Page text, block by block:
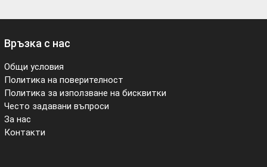
Връзка с нас
Общи условия
Политика на поверителност
Политика за използване на бисквитки
Често задавани въпроси
За нас
Контакти